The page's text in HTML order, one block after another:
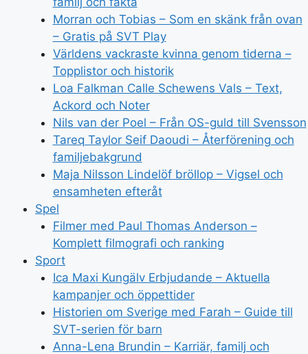
Morran och Tobias – Som en skänk från ovan
– Gratis på SVT Play
Världens vackraste kvinna genom tiderna –
Topplistor och historik
Loa Falkman Calle Schewens Vals – Text,
Ackord och Noter
Nils van der Poel – Från OS-guld till Svensson
Tareq Taylor Seif Daoudi – Återförening och
familjebakgrund
Maja Nilsson Lindelöf bröllop – Vigsel och
ensamheten efteråt
Spel
Filmer med Paul Thomas Anderson –
Komplett filmografi och ranking
Sport
Ica Maxi Kungälv Erbjudande – Aktuella
kampanjer och öppettider
Historien om Sverige med Farah – Guide till
SVT-serien för barn
Anna-Lena Brundin – Karriär, familj och